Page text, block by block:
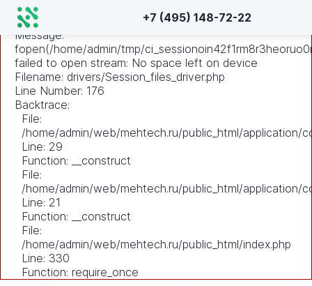
A PHP Error was encountered
Severity: Warning
Message:
fopen(/home/admin/tmp/
failed to open stream: No space left on device
Filename: drivers/Session_files_driver.php
Line Number: 176
Backtrace:
File:
/home/admin/web/mehtech.ru/public_html/application/
Line: 29
Function: __construct
File:
/home/admin/web/mehtech.ru/public_html/application/
Line: 21
Function: __construct
File:
/home/admin/web/mehtech.ru/public_html/index.php
Line: 330
Function: require_once
+7 (495) 148-72-22